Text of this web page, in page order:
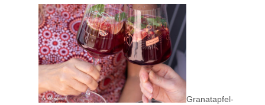
Granatapfel-